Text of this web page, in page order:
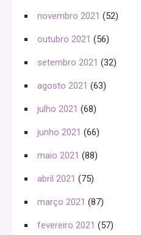
novembro 2021 (52)
outubro 2021 (56)
setembro 2021 (32)
agosto 2021 (63)
julho 2021 (68)
junho 2021 (66)
maio 2021 (88)
abril 2021 (75)
março 2021 (87)
fevereiro 2021 (57)